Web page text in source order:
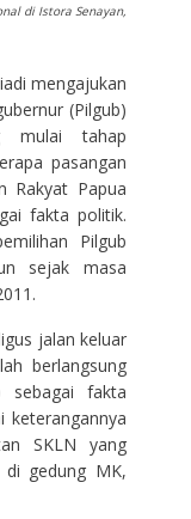
di Istora Senayan,
mengajukan
(Pilgub)
mulai tahap
pasangan
Rakyat Papua
fakta politik.
Pilgub
sejak masa
jalan keluar
berlangsung
sebagai fakta
keterangannya
SKLN yang
di gedung MK,